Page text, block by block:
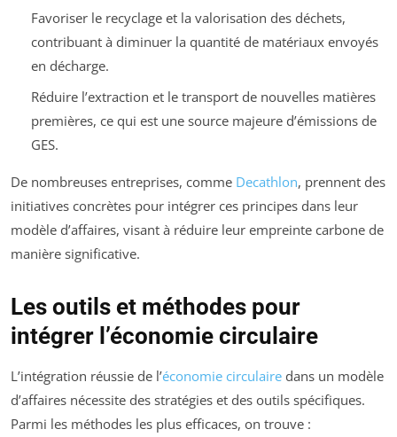
Favoriser le recyclage et la valorisation des déchets,
contribuant à diminuer la quantité de matériaux envoyés
en décharge.
Réduire l’extraction et le transport de nouvelles matières
premières, ce qui est une source majeure d’émissions de
GES.
De nombreuses entreprises, comme Decathlon, prennent des
initiatives concrètes pour intégrer ces principes dans leur
modèle d’affaires, visant à réduire leur empreinte carbone de
manière significative.
Les outils et méthodes pour
intégrer l’économie circulaire
L’intégration réussie de l’économie circulaire dans un modèle
d’affaires nécessite des stratégies et des outils spécifiques.
Parmi les méthodes les plus efficaces, on trouve :